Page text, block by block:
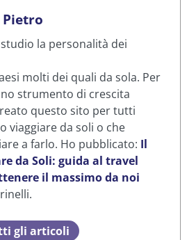
Pietro
la personalità dei
molti dei quali da sola. Per
strumento di crescita
questo sito per tutti
viaggiare da soli o che
a farlo. Ho pubblicato: Il
da Soli: guida al travel
il massimo da noi
gli articoli